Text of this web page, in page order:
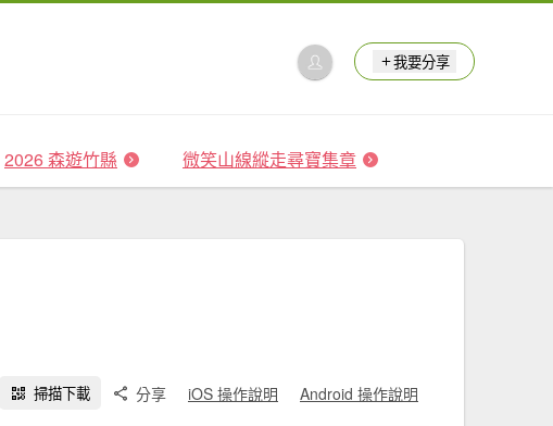
我要分享
2026 森遊竹縣 微笑山線縱走尋寶集章
掃描下載 分享 iOS 操作說明 Android 操作說明